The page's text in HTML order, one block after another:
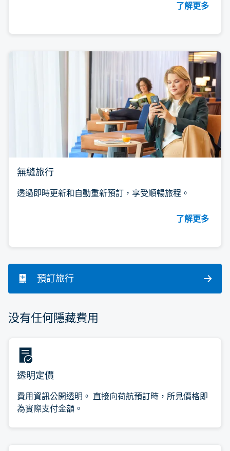
了解更多
無縫旅行
透過即時更新和自動重新預訂，享受順暢旅程。
了解更多
預訂旅行
没有任何隱藏費用
透明定價
費用資訊公開透明。 直接向荷航預訂時，所見價格即
為實際支付金額。